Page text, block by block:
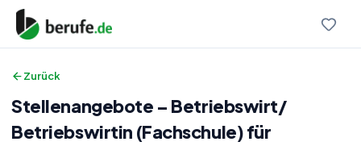
Zurück
Stellenangebote – Betriebswirt/
Betriebswirtin (Fachschule) für